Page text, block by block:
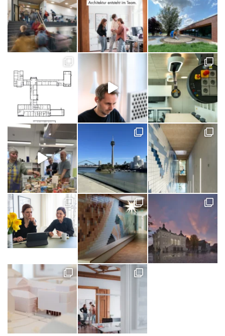
Wettbewerbe